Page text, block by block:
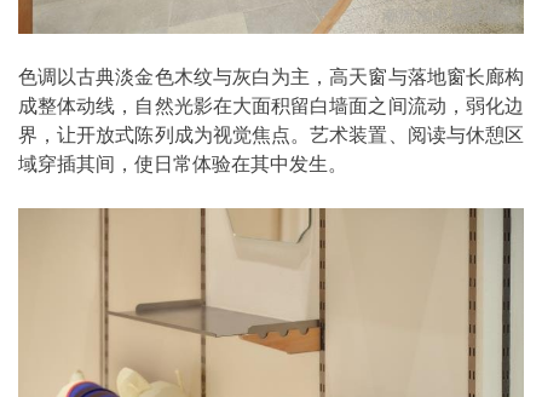
⾊调以古典淡⾦⾊⽊纹与灰⽩为主，⾼天窗与落地窗⻓廊构
成整体动线，⾃然光影在⼤⾯积留⽩墙⾯之间流动，弱化边
界，让开放式陈列成为视觉焦点。艺术装置、阅读与休憩区
域穿插其间，使⽇常体验在其中发⽣。